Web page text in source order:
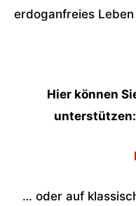
erdoganfreies
Hier können
… oder auf